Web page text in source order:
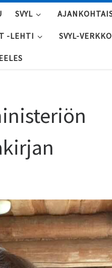
SVYL
-LEHTI SVYL-